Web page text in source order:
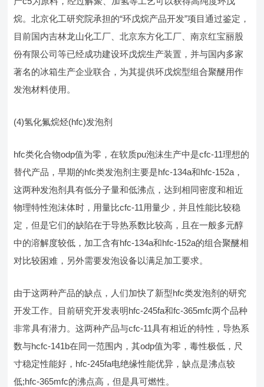
烷。北京化工研究院承担的“环戊烷产品开发”项目通过鉴定，
目前国内吉林龙山化工厂、北京东方化工厂、南京红宝丽股
份有限公司等已经成功建设环戊烷生产装置，并与国内多家
著名的冰箱生产企业联合，为其提供环戊烷型组合聚醚用作
发泡材料使用。
(4)氢化氟烷烃(hfc)发泡剂
hfc类化合物odp值为零，在软质pu泡沫生产中是cfc-11理想的
替代产品，早期的hfc类发泡剂主要是hfc-134a和hfc-152a，
这两种发泡剂具有低分子量和低沸点，达到相同密度和相近
物理特性泡沫体时，用量比cfc-11用量少，并且性能比较稳
定，但是它们的缺陷在于导热系数比较高，且在一般多元醇
中的溶解度较低，加工含有hfc-134a和hfc-152a的组合聚醚相
对比较困难，另外需要发泡设备以满足加工要求。
由于这两种产品的缺点，人们加快了新型hfc类发泡剂的研究
开发工作。目前研究开发表明hfc-245fa和fc-365mfc两个品种
非常具有潜力。这两种产品与cfc-11具有相近的特性，导热系
数与hcfc-141b在同一范围内，其odp值为零，毒性极低，尺
寸稳定性能好，hfc-245fa电绝缘性能优异，缺点是沸点较
低;hfc-365mfc的沸点高，但是具可燃性。